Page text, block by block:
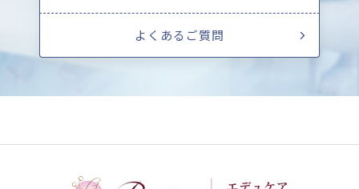
よくあるご質問